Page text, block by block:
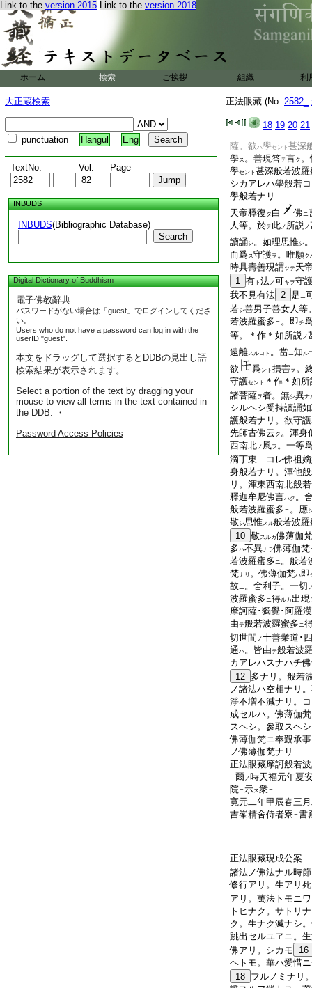
Link to the version 2015 Link to the version 2018
ホーム 検索 ご挨拶 組織 利
大正蔵検索
punctuation Hangul Eng
TextNo. Vol. Page
INBUDS
INBUDS(Bibliographic Database)
Search
Digital Dictionary of Buddhism
電子佛教辭典
パスワードがない場合は「guest」でログインしてくださ
い。
Users who do not have a password can log in with the
userID "guest".
本文をドラッグして選択するとDDBの見出し語
検索結果が表示されます。
Select a portion of the text by dragging your
mouse to view all terms in the text contained in
the DDB. ・
Password Access Policies
正法眼藏 (No. 2582_
18 19 20 21
可得。亦有
佛法僧
妙法輪ヲ度スル 有情 ノ
。告
難
測
ノ般若。コレ敬禮
チナミニ施設可得
ユル戒定慧乃至度
無トイフ。無ノ施
リ。コレ甚深微妙
薩。欲ハ學セント 甚深
學ス 。善現答テ言ク
學セント 甚深般若波羅
シカアレハ學般若
學般若ナリ
天帝釋復 タ 白 佛ニ
人等。於テ此ノ 所説ノ
讀誦シ。如理思惟シ
而爲ス守護ヲ 。唯願ク
時具壽善現謂ツテ天
1 有 ト 法ノ可キヲ守
我不見有法 2 是ニ
若シ善男子善女人等
若波羅蜜多ニ。即チ
等。＊作＊如所説ノ
遠離スルコト 。當ニ知ル
欲
爲ント 損害ヲ 。
守護セント
＊作＊如所
諸菩薩ヲ者。無シ異ナ
シルヘシ受持讀誦
護般若ナリ。欲守
先師古佛云 ク 。渾身
西南北ノ 風ヲ 。一等
滴丁東 コレ佛祖嫡
身般若ナリ。渾他
リ。渾東西南北般
釋迦牟尼佛言ハク 。
般若波羅蜜多ニ。應
敬シ思惟スル般若波羅
10 敬スルカ佛薄伽梵
多ハ不異ナラ佛薄伽梵
若波羅蜜多ニ。般若
梵ナリ 。佛薄伽梵ハ即
故ニ。舍利子。一切
波羅蜜多ニ得ルカ出現
摩訶薩･獨覺･阿羅
由テ般若波羅蜜多ニ
切世間 ノ十善業道･
通ハ。皆由テ般若波
カアレハスナハチ
12 多ナリ。般若
ノ諸法ハ空相ナリ
淨不増不減ナリ。
成セルハ。佛薄伽
スヘシ。參取スヘ
佛薄伽梵ニ奉覲承
ノ佛薄伽梵ナリ
正法眼藏摩訶般若
爾 ノ時天福元年夏
院ニ示ス衆ニ
寛元二年甲辰春三
吉峯精舍侍者寮ニ書
正法眼藏現成公案
諸法ノ佛法ナル時
修行アリ。生アリ
アリ。萬法トモニ
トヒナク。サトリ
ク。生ナク滅ナシ
跳出セルユヱニ。
佛アリ。シカモ
16
ヘトモ。華ハ愛惜
18 フルノミナリ